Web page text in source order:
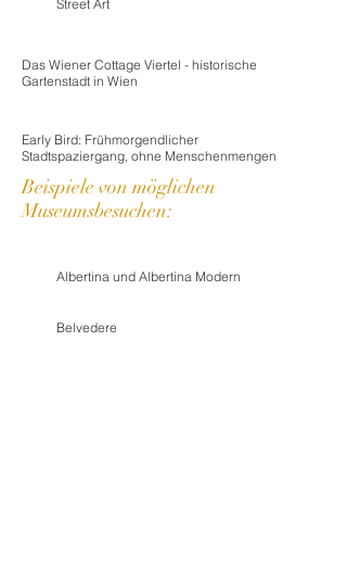
Street Art
Das Wiener Cottage Viertel - historische
Gartenstadt in Wien
Early Bird: Frühmorgendlicher
Stadtspaziergang, ohne Menschenmengen
Beispiele von möglichen
Museumsbesuchen:
Albertina und Albertina Modern
Belvedere